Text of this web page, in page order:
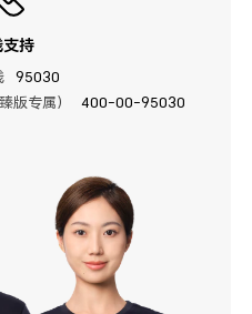
持
95030
版专属）
400-00-95030